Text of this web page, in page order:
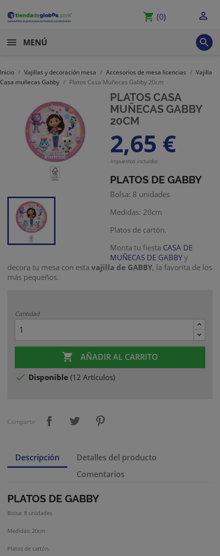
shopping_cart (0) 
MENÚ 
Inicio Vajillas y decoración mesa Accesorios de mesa licencias
Vajilla
Casa muñecas Gabby
Platos Casa Muñecas Gabby 20cm
PLATOS CASA
MUÑECAS GABBY
20CM
2,65 €
Impuestos incluidos
PLATOS DE GABBY
Bolsa: 8 unidades
Medidas: 20cm
Platos de cartón.
Monta tu fiesta CASA DE
MUÑECAS DE GABBY y
decora tu mesa con esta vajilla de GABBY, la favorita de los
más pequeños.
Cantidad
 AÑADIR AL CARRITO
 Disponible (12 Artículos)
Compartir
Descripción
Detalles del producto
Comentarios
PLATOS DE GABBY
Bolsa: 8 unidades
Medidas: 20cm
Platos de cartón.